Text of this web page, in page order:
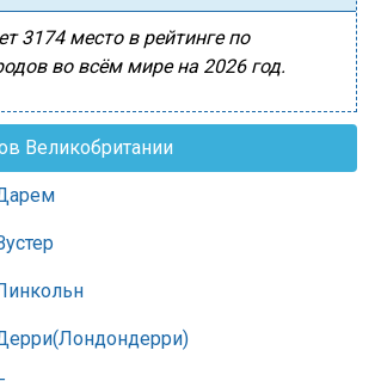
3174 место в рейтинге по
во всём мире на 2026 год.
Великобритании